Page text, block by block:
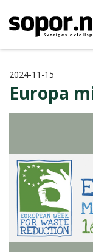
2024-11-15
Europa